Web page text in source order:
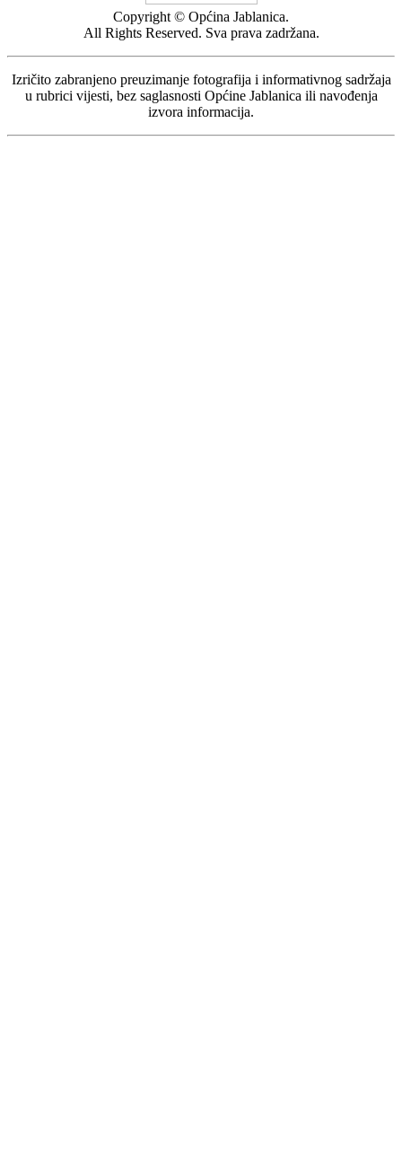
Copyright © Općina Jablanica.
All Rights Reserved. Sva prava zadržana.
Izričito zabranjeno preuzimanje fotografija i informativnog sadržaja
u rubrici vijesti, bez saglasnosti Općine Jablanica ili navođenja
izvora informacija.